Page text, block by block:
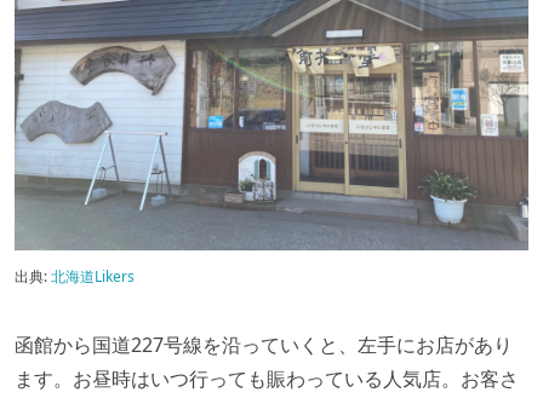
出典:北海道Likers
函館から国道227号線を沿っていくと、左手にお店があり
ます。お昼時はいつ行っても賑わっている人気店。お客さ